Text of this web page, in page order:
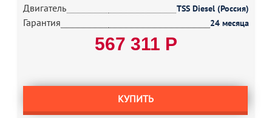
Двигатель TSS Diesel (Россия)
Гарантия 24 месяца
567 311 Р
КУПИТЬ